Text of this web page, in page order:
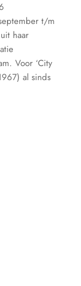
t/m
haar
Voor ‘City
al sinds